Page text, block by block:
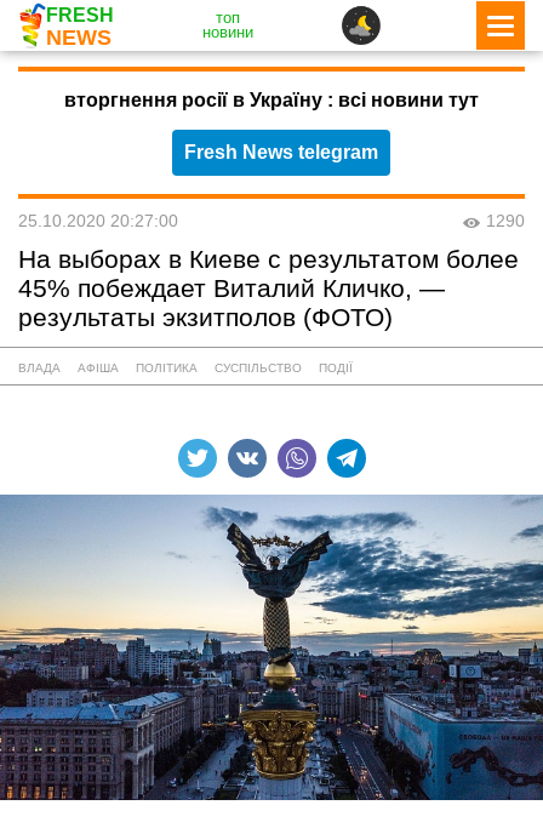
FRESH
NEWS
топ
новини
вторгнення росії в Україну : всі новини тут
Fresh News telegram
25.10.2020 20:27:00 1290
На выборах в Киеве с результатом более
45% побеждает Виталий Кличко, —
результаты экзитполов (ФОТО)
ВЛАДА АФІША ПОЛІТИКА СУСПІЛЬСТВО ПОДІЇ